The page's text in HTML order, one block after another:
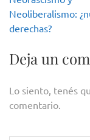
de
entradas
Neoliberalismo:
derechas?
Deja un
Lo siento, tenés
comentario.